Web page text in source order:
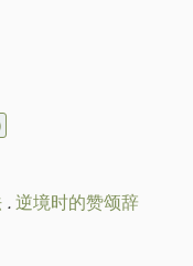
.逆境时的赞颂辞